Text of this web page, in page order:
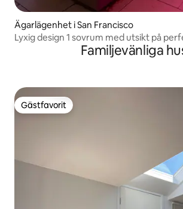
Ägarlägenhet i San Francisco
Lyxig design 1 sovrum med utsikt på
Familjevänliga
Gästfavorit
Gästfavorit